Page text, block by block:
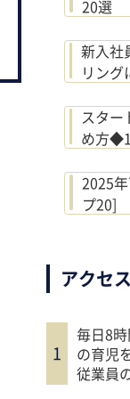
20選
新入社
リング
スター
め方
2025
プ20]
アクセ
毎日8
の育児
従業員